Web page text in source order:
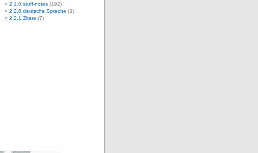
2.1.0 stuff-notes (192)
2.2.0 deutsche Sprache (3)
2.2.1 Zitate (7)